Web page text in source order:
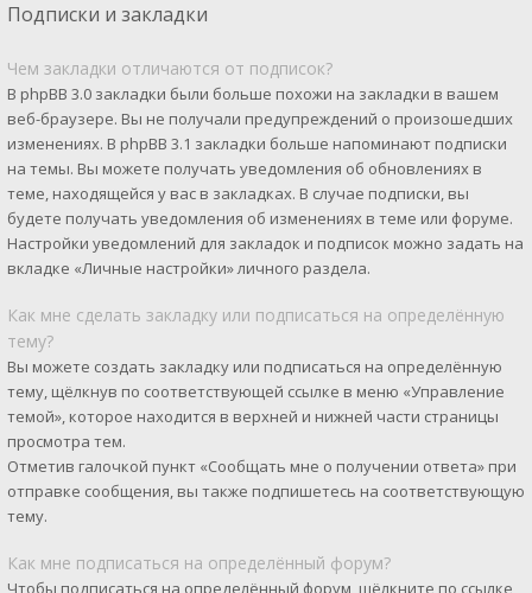
Подписки и закладки
Чем закладки отличаются от подписок?
В phpBB 3.0 закладки были больше похожи на закладки в вашем
веб-браузере. Вы не получали предупреждений о произошедших
изменениях. В phpBB 3.1 закладки больше напоминают подписки
на темы. Вы можете получать уведомления об обновлениях в
теме, находящейся у вас в закладках. В случае подписки, вы
будете получать уведомления об изменениях в теме или форуме.
Настройки уведомлений для закладок и подписок можно задать на
вкладке «Личные настройки» личного раздела.
Как мне сделать закладку или подписаться на определённую
тему?
Вы можете создать закладку или подписаться на определённую
тему, щёлкнув по соответствующей ссылке в меню «Управление
темой», которое находится в верхней и нижней части страницы
просмотра тем.
Отметив галочкой пункт «Сообщать мне о получении ответа» при
отправке сообщения, вы также подпишетесь на соответствующую
тему.
Как мне подписаться на определённый форум?
Чтобы подписаться на определённый форум, щёлкните по ссылке